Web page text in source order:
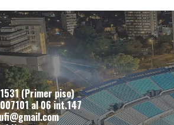
(Primer piso)
al 06 int.147